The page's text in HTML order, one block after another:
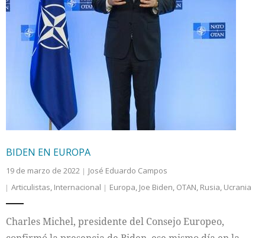
BIDEN EN EUROPA
19 de marzo de 2022
José Eduardo Campos
Articulistas, Internacional Europa, Joe Biden, OTAN, Rusia, Ucrania
Charles Michel, presidente del Consejo Europeo,